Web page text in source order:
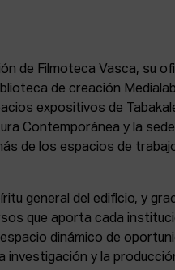
de Filmoteca Vasca, su
de creación
expositivos de
Contemporánea y la
de los espacios de
general del edificio, y
que aporta cada
dinámico de
investigación y la